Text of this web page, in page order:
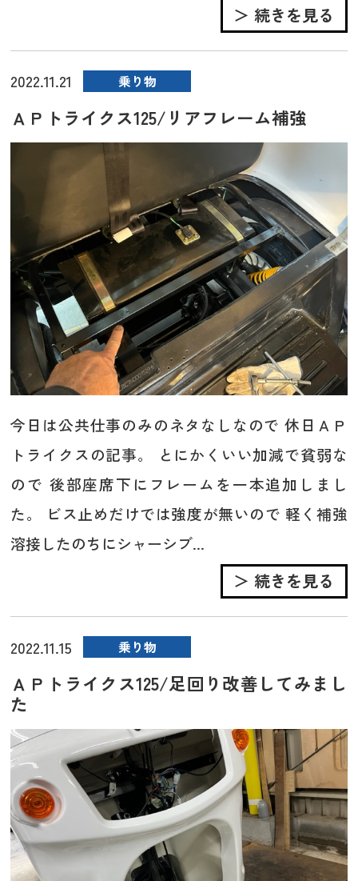
＞ 続きを見る
2022.11.21 乗り物
ＡＰトライクス125/リアフレーム補強
今日は公共仕事のみのネタなしなので 休日ＡＰ
トライクスの記事。 とにかくいい加減で貧弱な
ので 後部座席下にフレームを一本追加しまし
た。 ビス止めだけでは強度が無いので 軽く補強
溶接したのちにシャーシブ...
＞ 続きを見る
2022.11.15 乗り物
ＡＰトライクス125/足回り改善してみまし
た